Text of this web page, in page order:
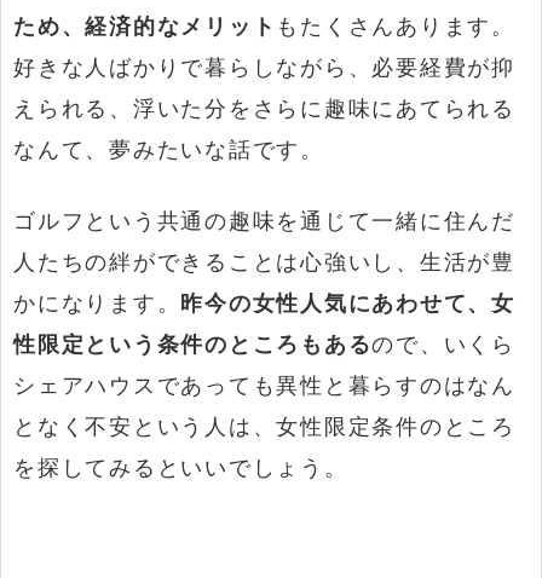
ため、経済的なメリット もたくさんあります。
好きな人ばかりで暮らしながら、必要経費が抑
えられる、浮いた分をさらに趣味にあてられる
なんて、夢みたいな話です。
ゴルフという共通の趣味を通じて一緒に住んだ
人たちの絆ができることは心強いし、生活が豊
かになります。 昨今の女性人気にあわせて、女
性限定という条件のところもあるので、いくら
シェアハウスであっても異性と暮らすのはなん
となく不安という人は、女性限定条件のところ
を探してみるといいでしょう。